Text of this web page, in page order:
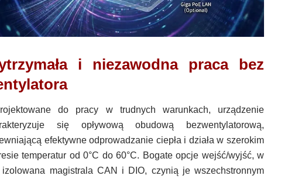
i niezawodna praca bez
do pracy w trudnych warunkach, urządzenie
się opływową obudową bezwentylatorową,
efektywne odprowadzanie ciepła i działa w szerokim
temperatur od 0°C do 60°C. Bogate opcje wejść/wyjść, w
izolowana magistrala CAN i DIO, czynią je wszechstronnym